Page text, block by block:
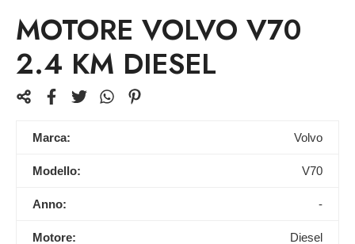
MOTORE VOLVO V70
2.4 KM DIESEL
Marca: Volvo
Modello: V70
Anno: -
Motore: Diesel